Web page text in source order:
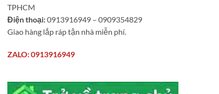
TPHCM
Điện thoại:0913916949 – 0909354829
Giao hàng lắp ráp tận nhà miễn phí.
ZALO: 0913916949